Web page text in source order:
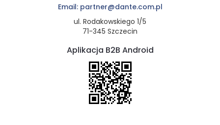
Email: partner@dante.com.pl
ul. Rodakowskiego 1/5
71-345 Szczecin
Aplikacja B2B Android